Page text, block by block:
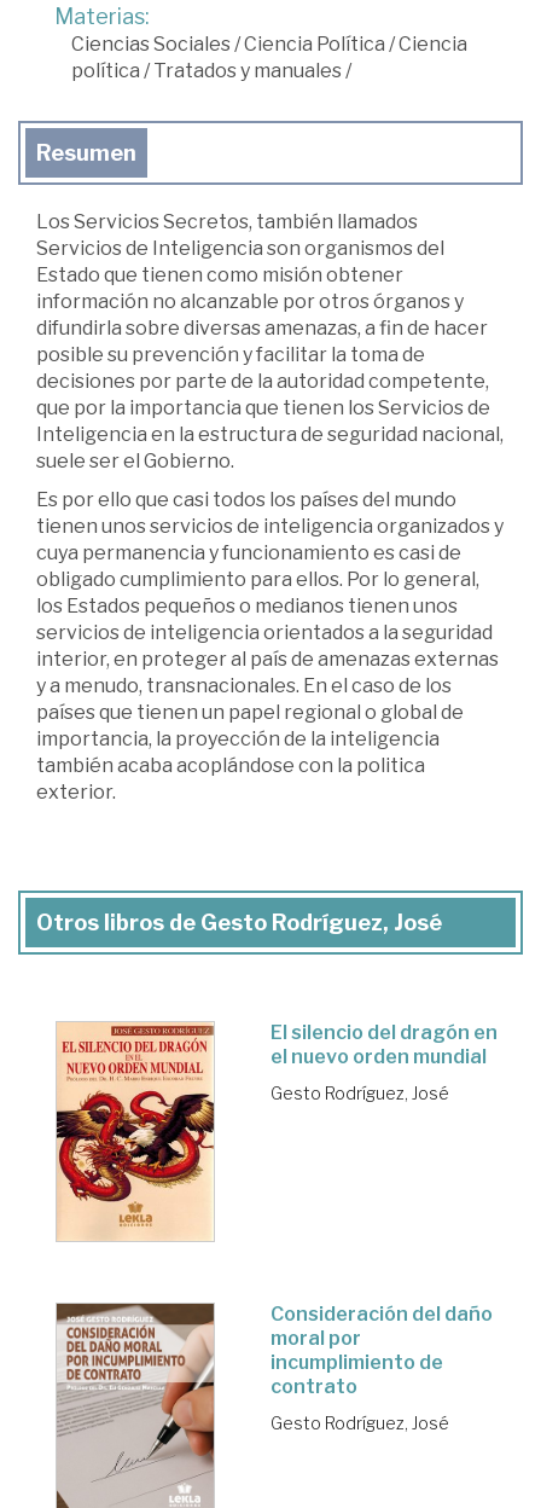
Materias:
Ciencias Sociales/Ciencia Política /Ciencia
política /Tratados y manuales/
Resumen
Los Servicios Secretos, también llamados
Servicios de Inteligencia son organismos del
Estado que tienen como misión obtener
información no alcanzable por otros órganos y
difundirla sobre diversas amenazas, a fin de hacer
posible su prevención y facilitar la toma de
decisiones por parte de la autoridad competente,
que por la importancia que tienen los Servicios de
Inteligencia en la estructura de seguridad nacional,
suele ser el Gobierno.
Es por ello que casi todos los países del mundo
tienen unos servicios de inteligencia organizados y
cuya permanencia y funcionamiento es casi de
obligado cumplimiento para ellos. Por lo general,
los Estados pequeños o medianos tienen unos
servicios de inteligencia orientados a la seguridad
interior, en proteger al país de amenazas externas
y a menudo, transnacionales. En el caso de los
países que tienen un papel regional o global de
importancia, la proyección de la inteligencia
también acaba acoplándose con la politica
exterior.
Otros libros de Gesto Rodríguez, José
El silencio del dragón en
el nuevo orden mundial
Gesto Rodríguez, José
Consideración del daño
moral por
incumplimiento de
contrato
Gesto Rodríguez, José